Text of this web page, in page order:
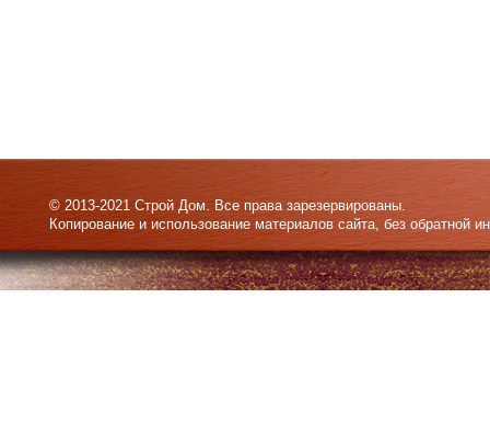
© 2013-2021 Строй Дом. Все права зарезервированы.
Копирование и использование материалов сайта, без обратной